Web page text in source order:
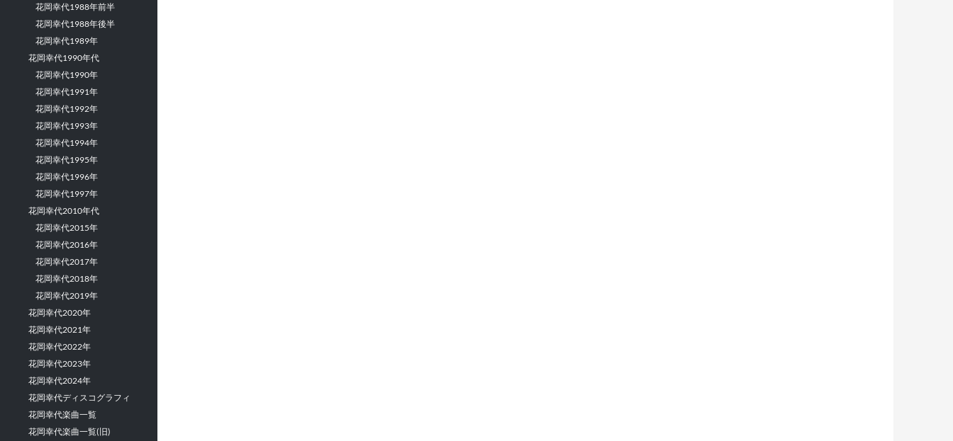
花岡幸代1988年前半
花岡幸代1988年後半
花岡幸代1989年
花岡幸代1990年代
花岡幸代1990年
花岡幸代1991年
花岡幸代1992年
花岡幸代1993年
花岡幸代1994年
花岡幸代1995年
花岡幸代1996年
花岡幸代1997年
花岡幸代2010年代
花岡幸代2015年
花岡幸代2016年
花岡幸代2017年
花岡幸代2018年
花岡幸代2019年
花岡幸代2020年
花岡幸代2021年
花岡幸代2022年
花岡幸代2023年
花岡幸代2024年
花岡幸代ディスコグラフィ
花岡幸代楽曲一覧
花岡幸代楽曲一覧(旧)